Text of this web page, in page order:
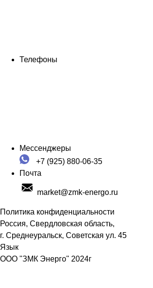
Телефоны
Мессенджеры
+7 (925) 880-06-35
Почта
market@zmk-energo.ru
Политика конфиденциальности
Россия, Свердловская область,
г. Среднеуральск, Советская ул. 45
Язык
ООО "ЗМК Энерго" 2024г